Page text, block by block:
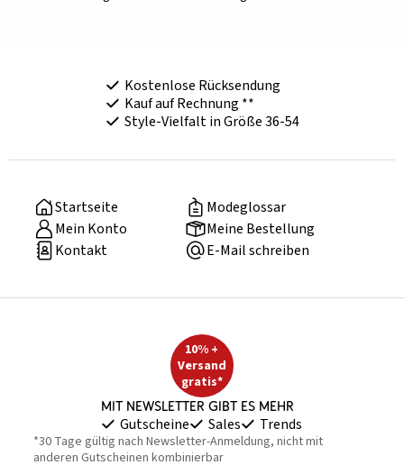
Kostenlose Rücksendung
Kauf auf Rechnung **
Style-Vielfalt in Größe 36-54
Startseite
Modeglossar
Mein Konto
Meine Bestellung
Kontakt
E-Mail schreiben
10% +
Versand
gratis*
Mit Newsletter gibt es mehr
Gutscheine Sales Trends
*30 Tage gültig nach Newsletter-Anmeldung, nicht mit
anderen Gutscheinen kombinierbar